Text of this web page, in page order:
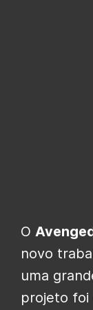
O
novo
uma
projeto foi